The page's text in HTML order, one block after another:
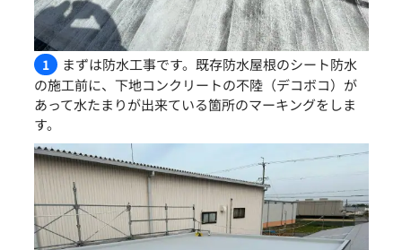
1
まずは防水工事です。既存防水屋根のシート防水
の施工前に、下地コンクリートの不陸（デコボコ）が
あって水たまりが出来ている箇所のマーキングをしま
す。